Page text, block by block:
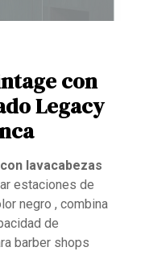
con
Legacy
lavacabezas
estaciones de
negro , combina
de
barber shops